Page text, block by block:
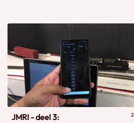
JMRI - deel 3: